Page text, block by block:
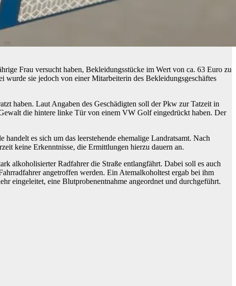
Frau versucht haben, Bekleidungsstücke im Wert von ca. 63 Euro zu
wurde sie jedoch von einer Mitarbeiterin des Bekleidungsgeschäftes
haben. Laut Angaben des Geschädigten soll der Pkw zur Tatzeit in
die hintere linke Tür von einem VW Golf eingedrückt haben. Der
es sich um das leerstehende ehemalige Landratsamt. Nach
keine Erkenntnisse, die Ermittlungen hierzu dauern an.
alkoholisierter Radfahrer die Straße entlangfährt. Dabei soll es auch
angetroffen werden. Ein Atemalkoholtest ergab bei ihm
eingeleitet, eine Blutprobenentnahme angeordnet und durchgeführt.